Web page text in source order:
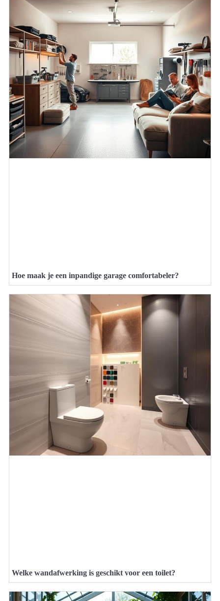
Hoe maak je een inpandige garage comfortabeler?
Welke wandafwerking is geschikt voor een toilet?